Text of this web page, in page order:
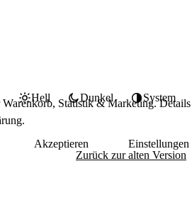
Hell Dunkel System
Zurück zur alten Version
Statistik & Marketing. Details
.
Akzeptieren Einstellungen